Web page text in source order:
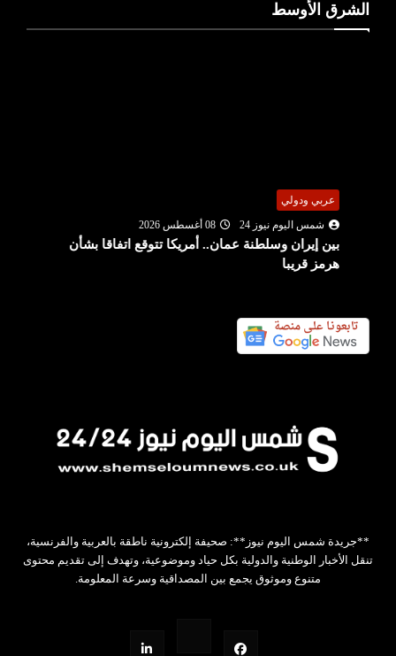
الشرق الأوسط
عربي ودولي
شمس اليوم نيوز 24
08 أغسطس 2026
بين إيران وسلطنة عمان.. أمريكا تتوقع اتفاقا بشأن
هرمز قريبا
**جريدة شمس اليوم نيوز**: صحيفة إلكترونية ناطقة بالعربية والفرنسية،
تنقل الأخبار الوطنية والدولية بكل حياد وموضوعية، وتهدف إلى تقديم محتوى
متنوع وموثوق يجمع بين المصداقية وسرعة المعلومة.